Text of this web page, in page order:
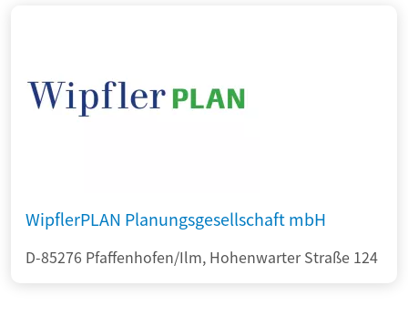
WipflerPLAN Planungsgesellschaft mbH
D-85276 Pfaffenhofen/Ilm, Hohenwarter Straße 124